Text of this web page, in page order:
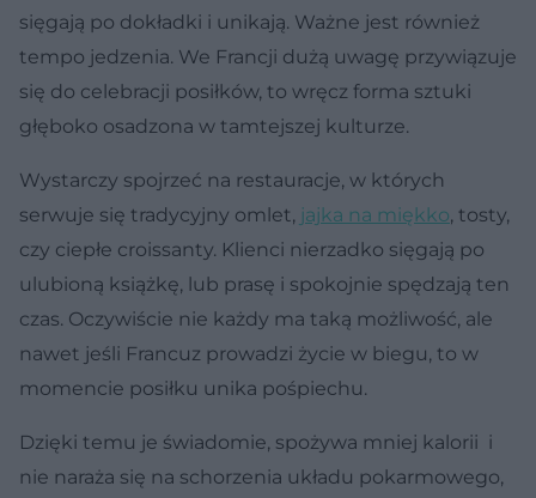
sięgają po dokładki i unikają. Ważne jest również
tempo jedzenia. We Francji dużą uwagę przywiązuje
się do celebracji posiłków, to wręcz forma sztuki
głęboko osadzona w tamtejszej kulturze.
Wystarczy spojrzeć na restauracje, w których
serwuje się tradycyjny omlet, jajka na miękko, tosty,
czy ciepłe croissanty. Klienci nierzadko sięgają po
ulubioną książkę, lub prasę i spokojnie spędzają ten
czas. Oczywiście nie każdy ma taką możliwość, ale
nawet jeśli Francuz prowadzi życie w biegu, to w
momencie posiłku unika pośpiechu.
Dzięki temu je świadomie, spożywa mniej kalorii i
nie naraża się na schorzenia układu pokarmowego,